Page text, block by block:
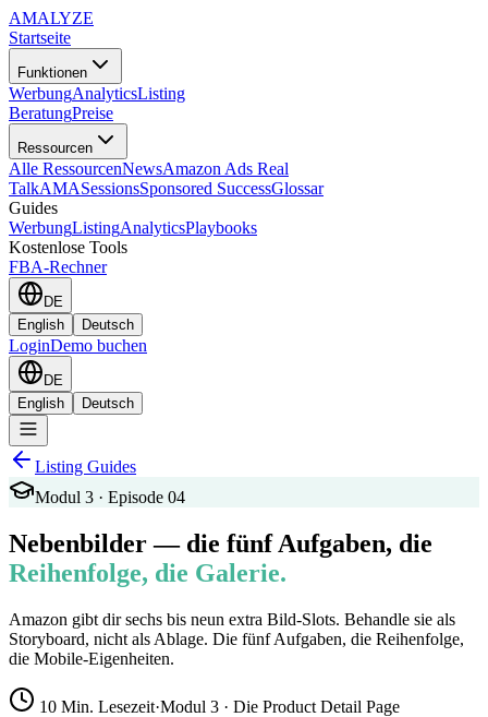
AMALYZE
Startseite
Funktionen
WerbungAnalyticsListing
BeratungPreise
Ressourcen
Alle RessourcenNewsAmazon Ads Real
TalkAMASessionsSponsored SuccessGlossar
Guides
WerbungListingAnalyticsPlaybooks
Kostenlose Tools
FBA-Rechner
DE
English
Deutsch
LoginDemo buchen
DE
English
Deutsch
Listing Guides
Modul 3 · Episode 04
Nebenbilder — die fünf Aufgaben, die
Reihenfolge, die Galerie.
Amazon gibt dir sechs bis neun extra Bild-Slots. Behandle sie als
Storyboard, nicht als Ablage. Die fünf Aufgaben, die Reihenfolge,
die Mobile-Eigenheiten.
10 Min. Lesezeit·Modul 3 · Die Product Detail Page